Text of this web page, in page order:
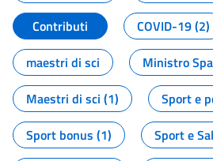
Contributi
COVID-19 (2)
maestri di sci
Ministro
Maestri di sci (1)
Sport e
Sport bonus (1)
Sport e